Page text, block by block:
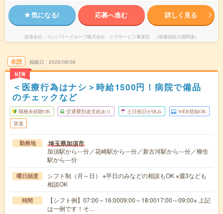
気になる! 応募へ進む 詳しく見る
派遣会社 マンパワーグループ株式会社 ケアサービス事業部 （医療福祉介護関連）
未読
NEW
掲載日 2026/08/06
＜医療行為はナシ＞時給1500円！病院で備品
のチェックなど
職種未経験OK 交通費別途支給あり 土日祝日が休み WEB登録OK
派遣
勤務地 埼玉県加須市
加須駅から---分／花崎駅から---分／新古河駅から---分／柳生
駅から---分
曜日頻度
シフト制（月～日） ※平日のみなどの相談もOK ※週3なども
相談OK
時間
【シフト例】07:00～16:0009:00～18:0017:00～09:00※ 上記
は一例です！そ…